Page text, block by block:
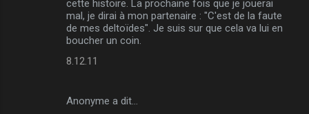
cette histoire. La prochaine fois que je jouerai
mal, je dirai à mon partenaire : "C'est de la faute
de mes deltoïdes". Je suis sur que cela va lui en
boucher un coin.
8.12.11
Anonyme a dit…